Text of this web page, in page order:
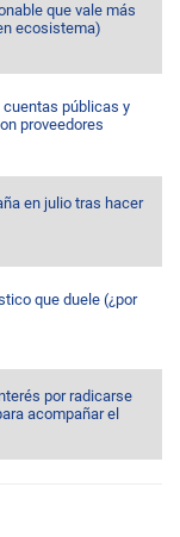
que vale más
ecosistema)
cuentas públicas y
proveedores
en julio tras hacer
que duele (¿por
por radicarse
acompañar el